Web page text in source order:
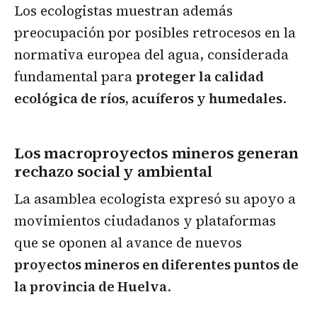
Los ecologistas muestran además
preocupación por posibles retrocesos en la
normativa europea del agua, considerada
fundamental paraproteger la calidad
ecológica de ríos, acuíferos y humedales.
Los macroproyectos mineros generan
rechazo social y ambiental
La asamblea ecologista expresó su apoyo a
movimientos ciudadanos y plataformas
que se oponen al avance de nuevos
proyectos mineros en diferentes puntos de
la provincia de Huelva.